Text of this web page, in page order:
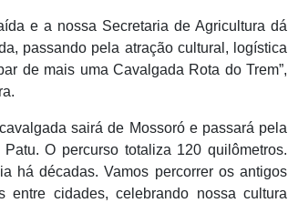
e a nossa Secretaria de Agricultura dá
passando pela atração cultural, logística
de mais uma Cavalgada Rota do Trem”,
sairá de Mossoró e passará pela
O percurso totaliza 120 quilômetros.
há décadas. Vamos percorrer os antigos
entre cidades, celebrando nossa cultura